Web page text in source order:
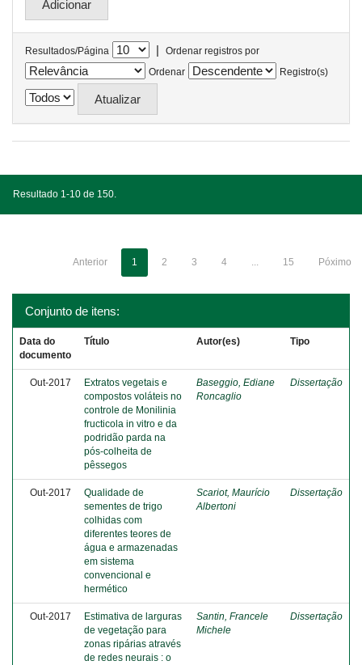
Resultados/Página |
Ordenar registros por
Ordenar
Registro(s)
Resultado 1-10 de 150.
Anterior 1 2 3 4 ... 15 Póximo
Conjunto de itens:
Data do
documento
Título Autor(es) Tipo
Out-2017
Extratos vegetais e
compostos voláteis no
controle de Monilinia
fructicola in vitro e da
podridão parda na
pós-colheita de
pêssegos
Baseggio, Ediane
Roncaglio
Dissertação
Out-2017
Qualidade de
sementes de trigo
colhidas com
diferentes teores de
água e armazenadas
em sistema
convencional e
hermético
Scariot, Maurício
Albertoni
Dissertação
Out-2017
Estimativa de larguras
de vegetação para
zonas ripárias através
de redes neurais : o
Santin, Francele
Michele
Dissertação